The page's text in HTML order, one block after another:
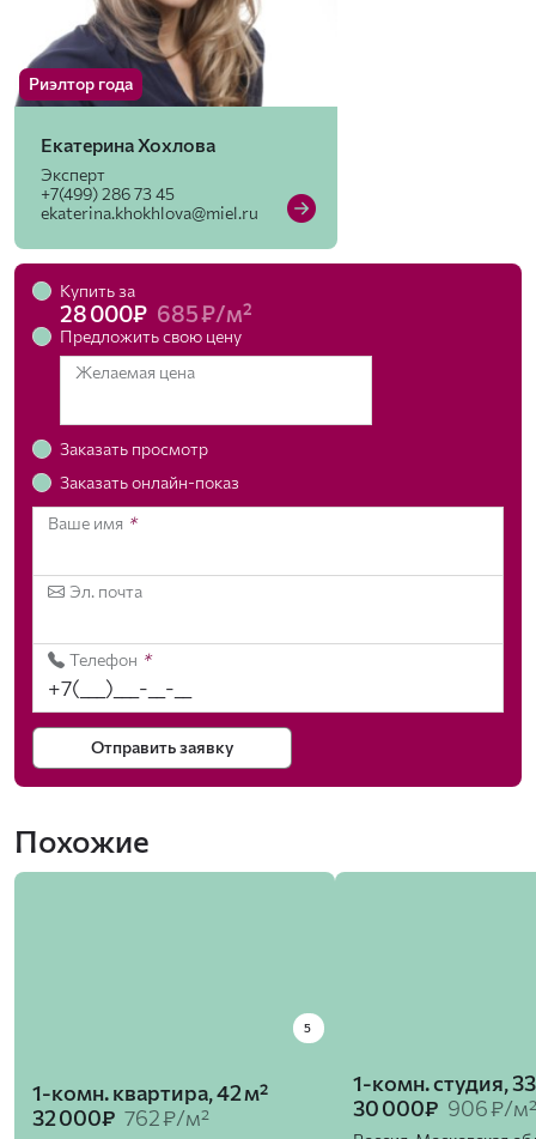
Риэлтор года
Екатерина Хохлова
Эксперт
+7(499) 286 73 45
ekaterina.khokhlova@miel.ru
Купить за
28 000₽ 685 ₽/м²
Предложить свою цену
Желаемая цена
Заказать просмотр
Заказать онлайн-показ
Ваше имя *
Эл. почта
Телефон *
Отправить заявку
Похожие
5
1-комн. квартира, 42 м²
32 000₽ 762 ₽/м²
1-комн. студия,
30 000₽ 906 ₽/м²